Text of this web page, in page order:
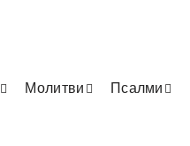
Молитви Псалми